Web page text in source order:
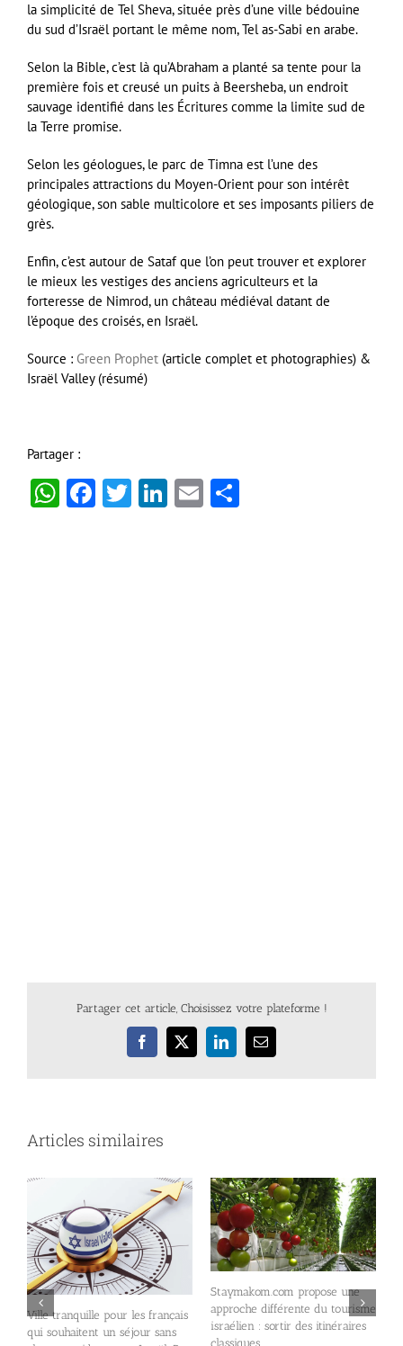
la simplicité de Tel Sheva, située près d’une ville bédouine
du sud d’Israël portant le même nom, Tel as-Sabi en arabe.
Selon la Bible, c’est là qu’Abraham a planté sa tente pour la
première fois et creusé un puits à Beersheba, un endroit
sauvage identifié dans les Écritures comme la limite sud de
la Terre promise.
Selon les géologues, le parc de Timna est l’une des
principales attractions du Moyen-Orient pour son intérêt
géologique, son sable multicolore et ses imposants piliers de
grès.
Enfin, c’est autour de Sataf que l’on peut trouver et explorer
le mieux les vestiges des anciens agriculteurs et la
forteresse de Nimrod, un château médiéval datant de
l’époque des croisés, en Israël.
Source : Green Prophet (article complet et photographies) &
Israël Valley (résumé)
Partager :
WhatsApp
Facebook
Twitter
LinkedIn
Email
Partager cet article, Choisissez votre plateforme !
Facebook
X LinkedInEmail
Articles similaires
Ville tranquille pour les français
qui souhaitent un séjour sans
Staymakom.com propose une
approche différente du tourisme
israélien : sortir des itinéraires
classiques